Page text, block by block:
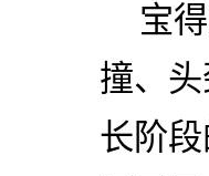
宝
撞、
长阶